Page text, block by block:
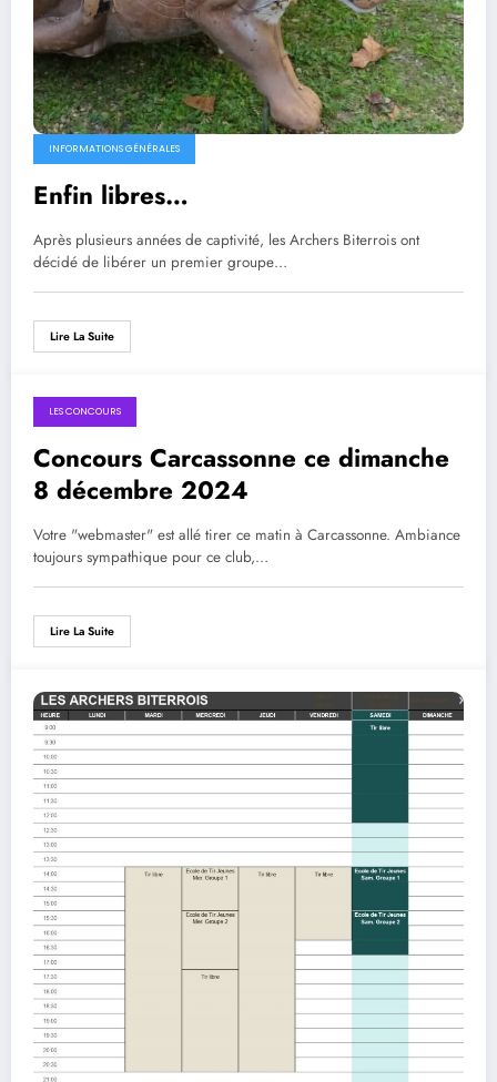
INFORMATIONS GÉNÉRALES
Enfin libres…
Après plusieurs années de captivité, les Archers Biterrois ont
décidé de libérer un premier groupe…
Lire La Suite
LES CONCOURS
Concours Carcassonne ce dimanche
8 décembre 2024
Votre "webmaster" est allé tirer ce matin à Carcassonne. Ambiance
toujours sympathique pour ce club,…
Lire La Suite